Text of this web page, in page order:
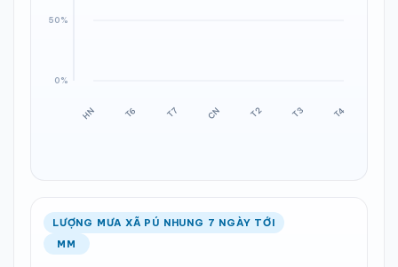
LƯỢNG MƯA XÃ PÚ NHUNG 7 NGÀY TỚI
MM